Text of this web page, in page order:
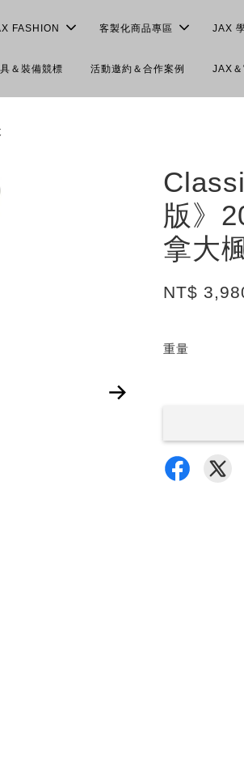
FASHION 客製化商品專區 JAX
＆裝備競標 活動邀約＆合作案例 JAX
版》
拿大
NT$
重量